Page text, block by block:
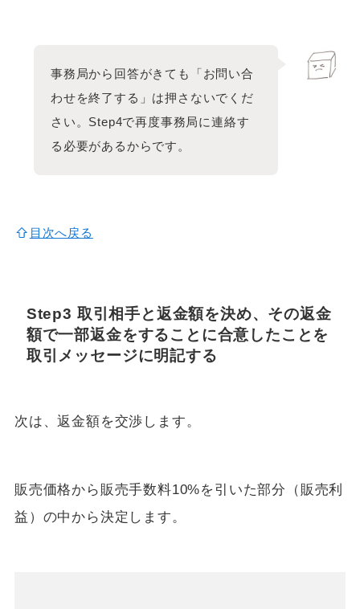
事務局から回答がきても「お問い合
わせを終了する」は押さないでくだ
さい。Step4で再度事務局に連絡す
る必要があるからです。
目次へ戻る
Step3 取引相手と返金額を決め、その返金
額で一部返金をすることに合意したことを
取引メッセージに明記する
次は、返金額を交渉します。
販売価格から販売手数料10%を引いた部分（販売利
益）の中から決定します。